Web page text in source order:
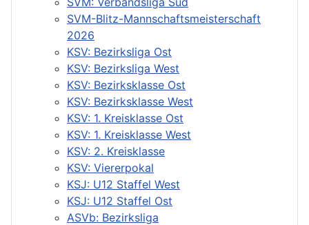
SVM-Blitz-Mannschaftsmeisterschaft
2026
KSV: Bezirksliga Ost
KSV: Bezirksliga West
KSV: Bezirksklasse Ost
KSV: Bezirksklasse West
KSV: 1. Kreisklasse Ost
KSV: 1. Kreisklasse West
KSV: 2. Kreisklasse
KSV: Viererpokal
KSJ: U12 Staffel West
KSJ: U12 Staffel Ost
ASVb: Bezirksliga